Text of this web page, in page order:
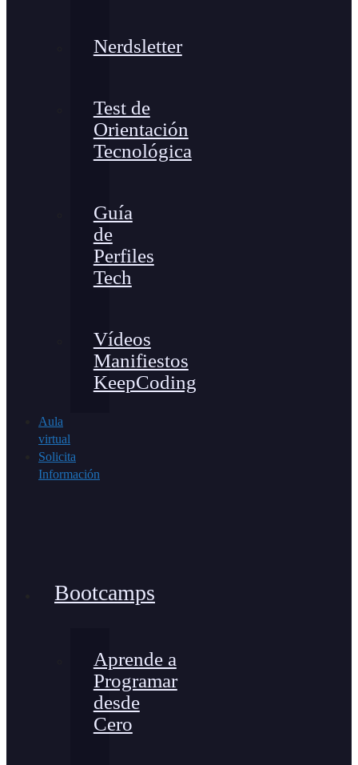
Nerdsletter
Test de
Orientación
Tecnológica
Guía
de
Perfiles
Tech
Vídeos
Manifiestos
KeepCoding
Aula
virtual
Solicita
Información
Bootcamps
Aprende a
Programar
desde
Cero